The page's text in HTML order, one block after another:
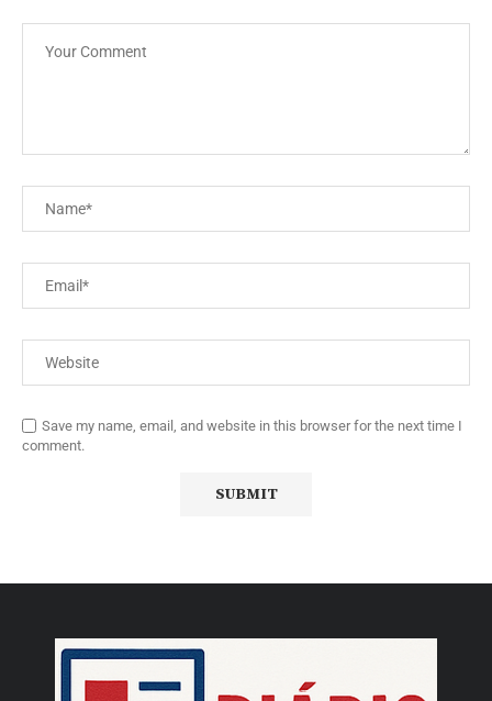
Save my name, email, and website in this browser for the next time I
comment.